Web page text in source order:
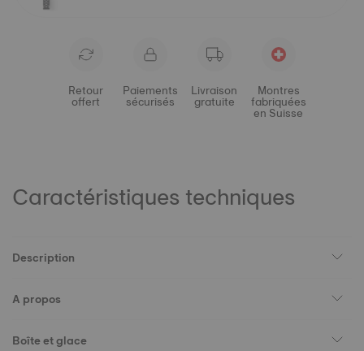
Retour
offert
Paiements
sécurisés
Livraison
gratuite
Montres
fabriquées
en Suisse
Caractéristiques techniques
Description
A propos
Boîte et glace